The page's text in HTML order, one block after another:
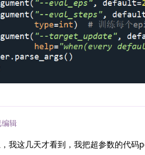
编辑
我这几天才看到，我把超参数的代